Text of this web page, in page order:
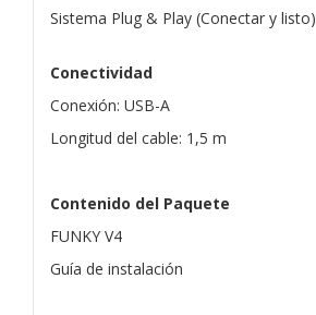
Sistema Plug & Play (Conectar y listo)
Conectividad
Conexión: USB-A
Longitud del cable: 1,5 m
Contenido del Paquete
FUNKY V4
Guía de instalación